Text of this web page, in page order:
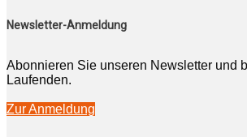
Newsletter-Anmeldung
Abonnieren Sie unseren Newsletter und
Laufenden.
Zur Anmeldung